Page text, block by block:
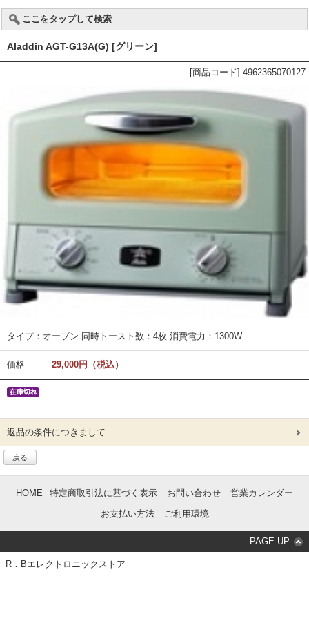
ここをタップして検索
Aladdin AGT-G13A(G) [グリーン]
[商品コード] 4962365070127
タイプ：オーブン 同時トースト数：4枚 消費電力：1300W
価格 29,000円（税込）
返品の条件につきまして
戻る
HOME 特定商取引法に基づく表示 お問い合わせ
営業カレンダー
お支払い方法
ご利用環境
PAGE UP
R．Bエレクトロニックストア